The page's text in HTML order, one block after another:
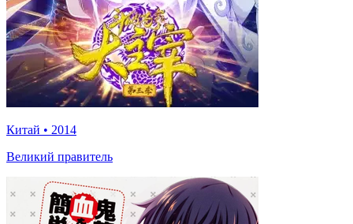
Китай • 2014
Великий правитель